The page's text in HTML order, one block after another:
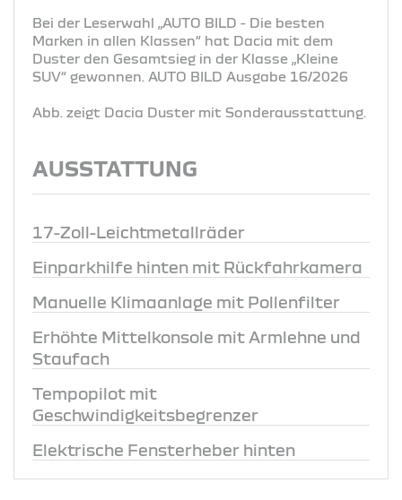
Bei der Leserwahl „AUTO BILD - Die besten
Marken in allen Klassen“ hat Dacia mit dem
Duster den Gesamtsieg in der Klasse „Kleine
SUV“ gewonnen. AUTO BILD Ausgabe 16/2026
Abb. zeigt Dacia Duster mit Sonderausstattung.
AUSSTATTUNG
17-Zoll-Leichtmetallräder
Einparkhilfe hinten mit Rückfahrkamera
Manuelle Klimaanlage mit Pollenfilter
Erhöhte Mittelkonsole mit Armlehne und
Staufach
Tempopilot mit
Geschwindigkeitsbegrenzer
Elektrische Fensterheber hinten